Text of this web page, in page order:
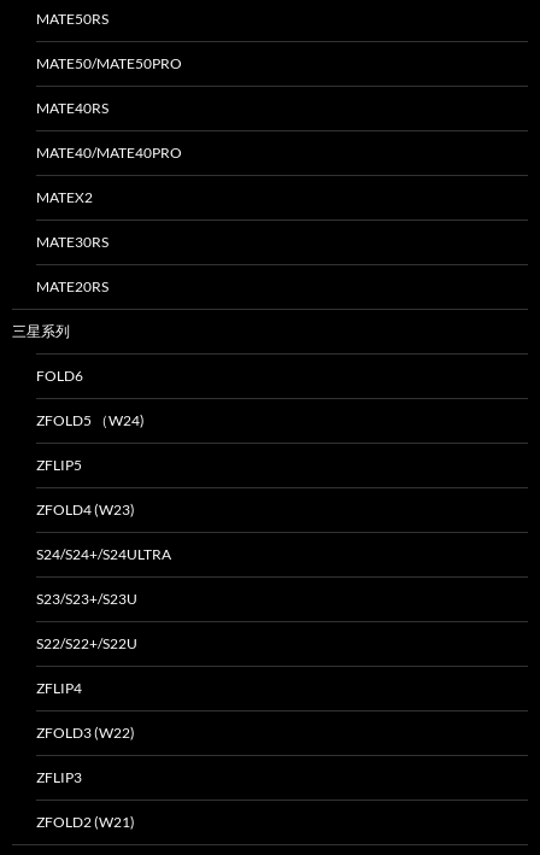
MATE50RS
MATE50/MATE50PRO
MATE40RS
MATE40/MATE40PRO
MATEX2
MATE30RS
MATE20RS
三星系列
FOLD6
ZFOLD5 （W24)
ZFLIP5
ZFOLD4 (W23)
S24/S24+/S24ULTRA
S23/S23+/S23U
S22/S22+/S22U
ZFLIP4
ZFOLD3 (W22)
ZFLIP3
ZFOLD2 (W21)